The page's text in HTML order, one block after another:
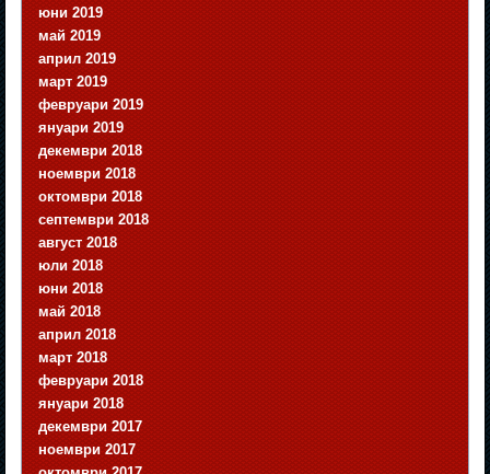
юни 2019
май 2019
април 2019
март 2019
февруари 2019
януари 2019
декември 2018
ноември 2018
октомври 2018
септември 2018
август 2018
юли 2018
юни 2018
май 2018
април 2018
март 2018
февруари 2018
януари 2018
декември 2017
ноември 2017